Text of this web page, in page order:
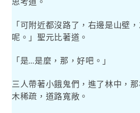
「可附近都沒路了，右邊是山壁
呢。」聖元比著道。
「是…是麼，那，好吧。」
三人帶著小餓鬼們，進了林中，
木稀疏，道路寬敞。